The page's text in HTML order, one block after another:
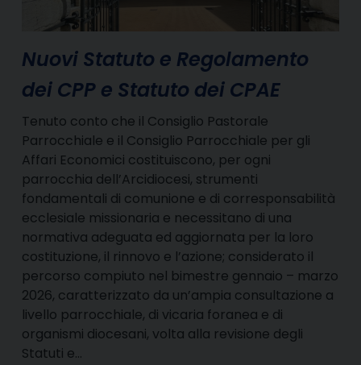
Nuovi Statuto e Regolamento
dei CPP e Statuto dei CPAE
Tenuto conto che il Consiglio Pastorale
Parrocchiale e il Consiglio Parrocchiale per gli
Affari Economici costituiscono, per ogni
parrocchia dell’Arcidiocesi, strumenti
fondamentali di comunione e di corresponsabilità
ecclesiale missionaria e necessitano di una
normativa adeguata ed aggiornata per la loro
costituzione, il rinnovo e l’azione; considerato il
percorso compiuto nel bimestre gennaio – marzo
2026, caratterizzato da un’ampia consultazione a
livello parrocchiale, di vicaria foranea e di
organismi diocesani, volta alla revisione degli
Statuti e…